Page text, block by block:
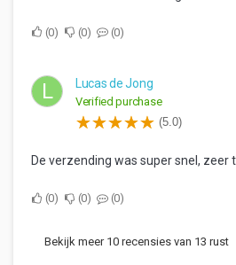
0 0 0
L Lucas de Jong
Verified purchase
(5.0)
De verzending was super snel, zeer
0 0 0
Bekijk meer 10 recensies van 13 rust